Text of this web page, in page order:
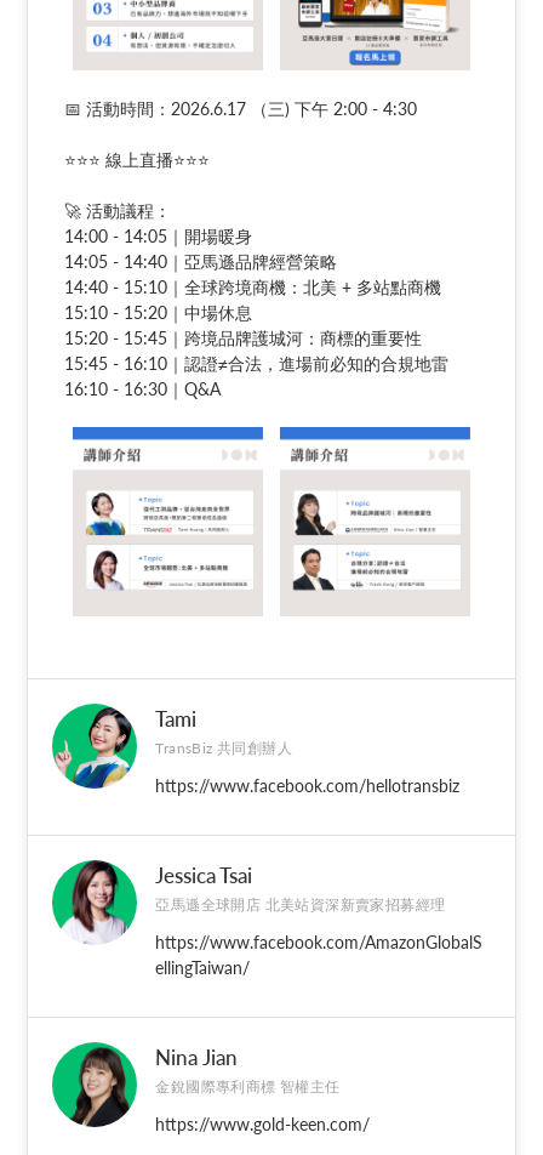
📅 活動時間：2026.6.17 （三) 下午 2:00 - 4:30
⭐⭐⭐ 線上直播⭐⭐⭐
🚀 活動議程：
14:00 - 14:05｜開場暖身
14:05 - 14:40｜亞馬遜品牌經營策略
14:40 - 15:10｜全球跨境商機：北美 + 多站點商機
15:10 - 15:20｜中場休息
15:20 - 15:45｜跨境品牌護城河：商標的重要性
15:45 - 16:10｜認證≠合法，進場前必知的合規地雷
16:10 - 16:30｜Q&A
Tami
TransBiz 共同創辦人
https://www.facebook.com/hellotransbiz
Jessica Tsai
亞馬遜全球開店 北美站資深新賣家招募經理
https://www.facebook.com/AmazonGlobalS
ellingTaiwan/
Nina Jian
金銳國際專利商標 智權主任
https://www.gold-keen.com/